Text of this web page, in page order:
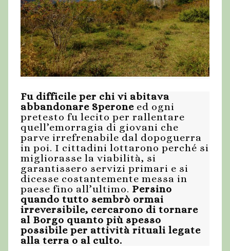
Fu difficile per chi vi abitava
abbandonare Sperone ed ogni
pretesto fu lecito per rallentare
quell’emorragia di giovani che
parve irrefrenabile dal dopoguerra
in poi. I cittadini lottarono perché si
migliorasse la viabilità, si
garantissero servizi primari e si
dicesse costantemente messa in
paese fino all’ultimo. Persino
quando tutto sembrò ormai
irreversibile, cercarono di tornare
al Borgo quanto più spesso
possibile per attività rituali legate
alla terra o al culto.